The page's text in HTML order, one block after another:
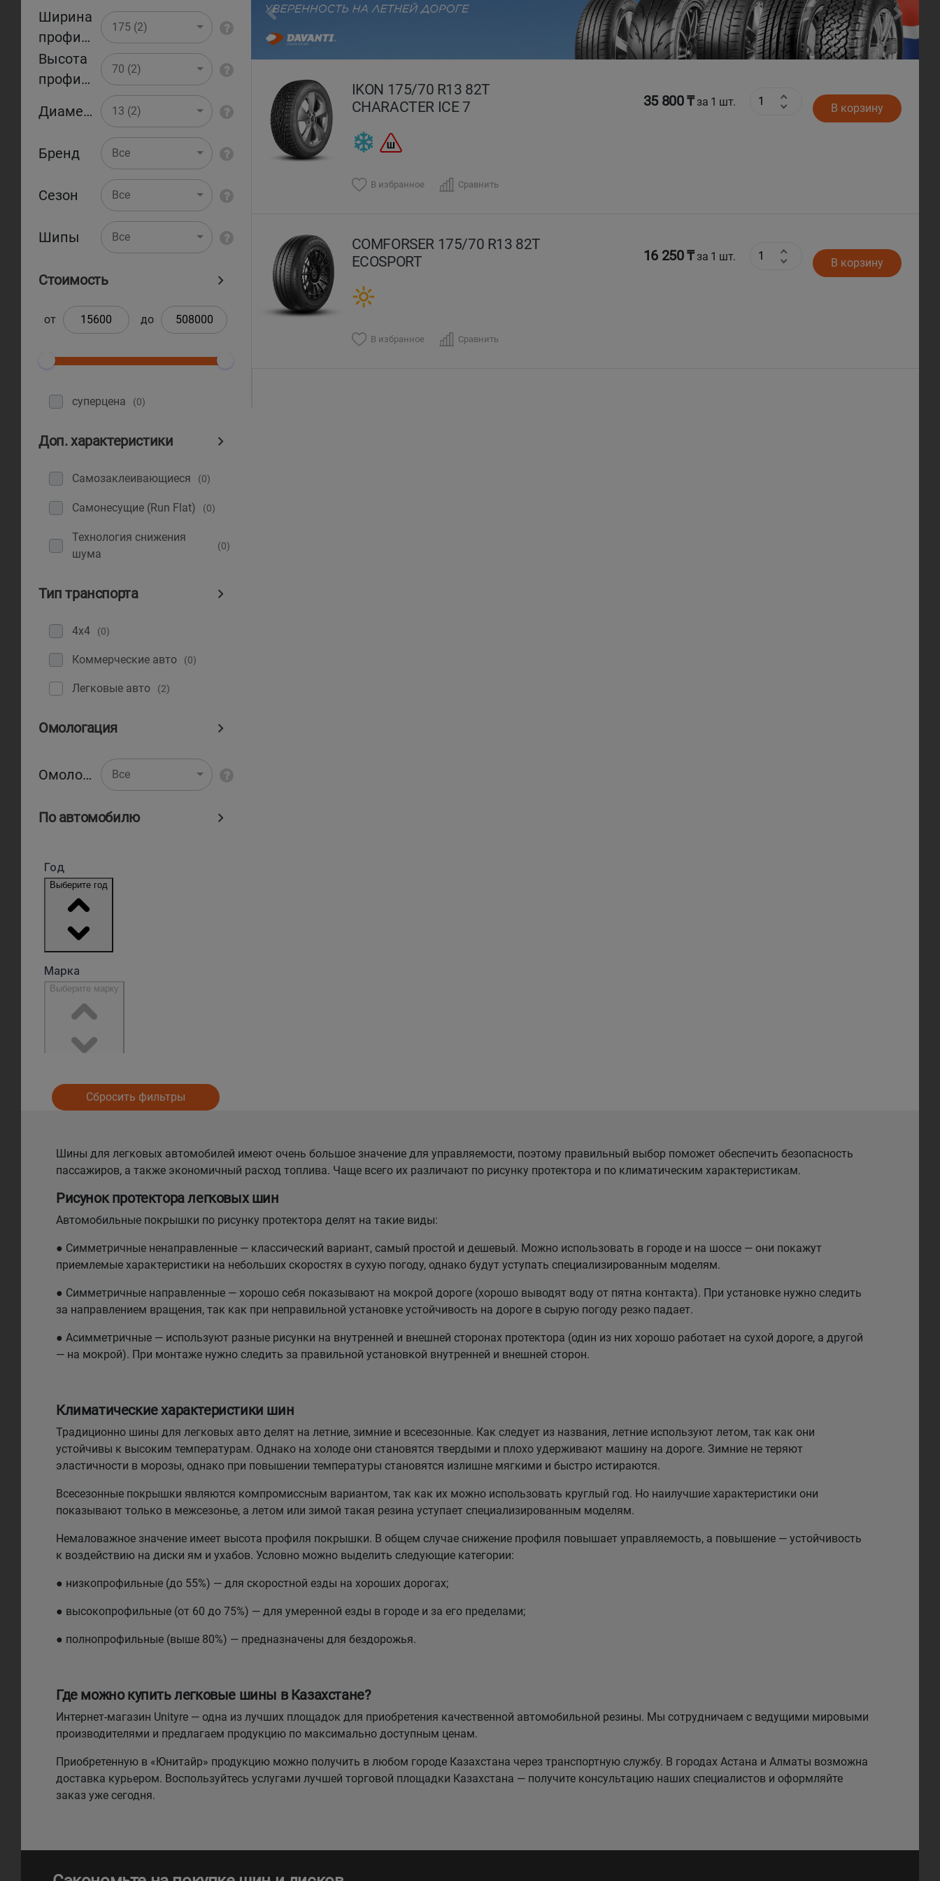
Ширина
профиля
175 (2)
Высота
профиля
70 (2)
Диаметр 13 (2)
Бренд Все
Сезон Все
Шипы Все
Стоимость
от до
суперцена (0)
Доп. характеристики
Самозаклеивающиеся (0)
Самонесущие (Run Flat) (0)
Технология снижения
шума
(0)
Тип транспорта
4x4 (0)
Коммерческие авто (0)
Легковые авто (2)
Омологация
Омологация Все
По автомобилю
Сбросить фильтры
Next
IKON 175/70 R13 82T
CHARACTER ICE 7
35 800 ₸за 1 шт. В корзину
В избранное Сравнить
COMFORSER 175/70 R13 82T
ECOSPORT
16 250 ₸за 1 шт. В корзину
В избранное Сравнить
Шины для легковых автомобилей имеют очень большое значение для управляемости, поэтому правильный выбор поможет обеспечить безопасность
пассажиров, а также экономичный расход топлива. Чаще всего их различают по рисунку протектора и по климатическим характеристикам.
Рисунок протектора легковых шин
Автомобильные покрышки по рисунку протектора делят на такие виды:
● Симметричные ненаправленные — классический вариант, самый простой и дешевый. Можно использовать в городе и на шоссе — они покажут
приемлемые характеристики на небольших скоростях в сухую погоду, однако будут уступать специализированным моделям.
● Симметричные направленные — хорошо себя показывают на мокрой дороге (хорошо выводят воду от пятна контакта). При установке нужно следить
за направлением вращения, так как при неправильной установке устойчивость на дороге в сырую погоду резко падает.
● Асимметричные — используют разные рисунки на внутренней и внешней сторонах протектора (один из них хорошо работает на сухой дороге, а другой
— на мокрой). При монтаже нужно следить за правильной установкой внутренней и внешней сторон.
Климатические характеристики шин
Традиционно шины для легковых авто делят на летние, зимние и всесезонные. Как следует из названия, летние используют летом, так как они
устойчивы к высоким температурам. Однако на холоде они становятся твердыми и плохо удерживают машину на дороге. Зимние не теряют
эластичности в морозы, однако при повышении температуры становятся излишне мягкими и быстро истираются.
Всесезонные покрышки являются компромиссным вариантом, так как их можно использовать круглый год. Но наилучшие характеристики они
показывают только в межсезонье, а летом или зимой такая резина уступает специализированным моделям.
Немаловажное значение имеет высота профиля покрышки. В общем случае снижение профиля повышает управляемость, а повышение — устойчивость
к воздействию на диски ям и ухабов. Условно можно выделить следующие категории:
● низкопрофильные (до 55%) — для скоростной езды на хороших дорогах;
● высокопрофильные (от 60 до 75%) — для умеренной езды в городе и за его пределами;
● полнопрофильные (выше 80%) — предназначены для бездорожья.
Где можно купить легковые шины в Казахстане?
Интернет-магазин Unityre — одна из лучших площадок для приобретения качественной автомобильной резины. Мы сотрудничаем с ведущими мировыми
производителями и предлагаем продукцию по максимально доступным ценам.
Приобретенную в «Юнитайр» продукцию можно получить в любом городе Казахстана через транспортную службу. В городах Астана и Алматы возможна
доставка курьером. Воспользуйтесь услугами лучшей торговой площадки Казахстана — получите консультацию наших специалистов и оформляйте
заказ уже сегодня.